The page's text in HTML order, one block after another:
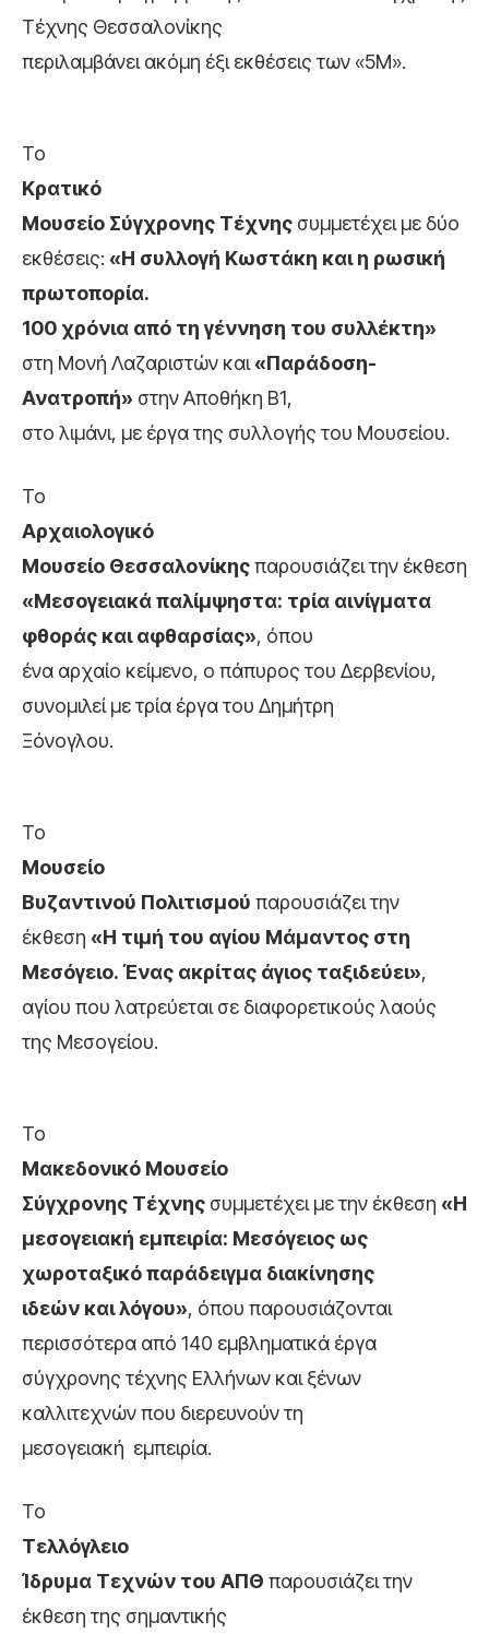
Τέχνης Θεσσαλονίκης
περιλαμβάνει ακόμη έξι εκθέσεις των «5Μ».
Το
Κρατικό
Μουσείο Σύγχρονης Τέχνης συμμετέχει με δύο
εκθέσεις: «Η συλλογή Κωστάκη και η ρωσική
πρωτοπορία.
100 χρόνια από τη γέννηση του συλλέκτη»
στη Μονή Λαζαριστών και«Παράδοση-
Ανατροπή» στην Αποθήκη Β1,
στο λιμάνι, με έργα της συλλογής του Μουσείου.
Το
Αρχαιολογικό
Μουσείο Θεσσαλονίκηςπαρουσιάζει την έκθεση
«Μεσογειακά παλίμψηστα: τρία αινίγματα
φθοράς και αφθαρσίας», όπου
ένα αρχαίο κείμενο, ο πάπυρος του Δερβενίου,
συνομιλεί με τρία έργα του Δημήτρη
Ξόνογλου.
Το
Μουσείο
Βυζαντινού Πολιτισμού παρουσιάζει την
έκθεση «Η τιμή του αγίου Μάμαντος στη
Μεσόγειο. Ένας ακρίτας άγιος ταξιδεύει»,
αγίου που λατρεύεται σε διαφορετικούς λαούς
της Μεσογείου.
Το
Μακεδονικό Μουσείο
Σύγχρονης Τέχνης συμμετέχει με την έκθεση «Η
μεσογειακή εμπειρία: Μεσόγειος ως
χωροταξικό παράδειγμα διακίνησης
ιδεών και λόγου», όπου παρουσιάζονται
περισσότερα από 140 εμβληματικά έργα
σύγχρονης τέχνης Ελλήνων και ξένων
καλλιτεχνών που διερευνούν τη
μεσογειακή εμπειρία.
Το
Τελλόγλειο
Ίδρυμα Τεχνών του ΑΠΘ παρουσιάζει την
έκθεση της σημαντικής